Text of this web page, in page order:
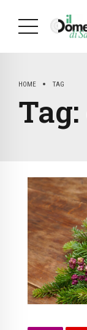
HOME TAG
Tag: